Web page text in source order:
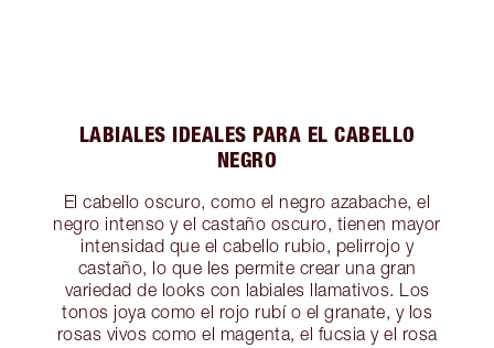
LABIALES IDEALES PARA EL CABELLO
NEGRO
El cabello oscuro, como el negro azabache, el
negro intenso y el castaño oscuro, tienen mayor
intensidad que el cabello rubio, pelirrojo y
castaño, lo que les permite crear una gran
variedad de looks con labiales llamativos. Los
tonos joya como el rojo rubí o el granate, y los
rosas vivos como el magenta, el fucsia y el rosa